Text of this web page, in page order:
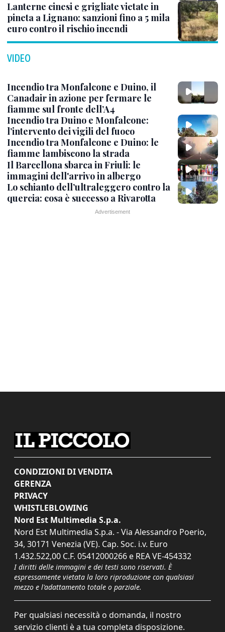
Lanterne cinesi e grigliate vietate in
pineta a Lignano: sanzioni fino a 5 mila
euro contro il rischio incendi
VIDEO
Incendio tra Monfalcone e Duino, il
Canadair in azione per fermare le
fiamme sul fronte dell’A4
Incendio tra Duino e Monfalcone:
l’intervento dei vigili del fuoco
Incendio tra Monfalcone e Duino: le
fiamme lambiscono la strada
Il Barcellona sbarca in Friuli: le
immagini dell'arrivo in albergo
Lo schianto dell’ultraleggero contro la
quercia: cosa è successo a Rivarotta
CONDIZIONI DI VENDITA
GERENZA
PRIVACY
WHISTLEBLOWING
Nord Est Multimedia S.p.a.
Nord Est Multimedia S.p.a. - Via Alessandro Poerio,
34, 30171 Venezia (VE). Cap. Soc. i.v. Euro
1.432.522,00 C.F. 05412000266 e REA VE-454332
I diritti delle immagini e dei testi sono riservati. È
espressamente vietata la loro riproduzione con qualsiasi
mezzo e l'adattamento totale o parziale.
Per qualsiasi necessità o domanda, il nostro
servizio clienti è a tua completa disposizione.